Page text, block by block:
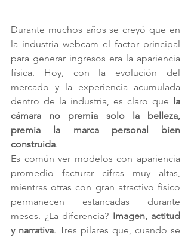
Durante muchos años se creyó que en
la industria webcam el factor principal
para generar ingresos era la apariencia
física. Hoy, con la evolución del
mercado y la experiencia acumulada
dentro de la industria, es claro que
la
cámara no premia solo la belleza,
premia la marca personal bien
construida.
Es común ver modelos con apariencia
promedio facturar cifras muy altas,
mientras otras con gran atractivo físico
permanecen estancadas durante
meses. ¿La diferencia? Imagen, actitud
y narrativa. Tres pilares que, cuando se